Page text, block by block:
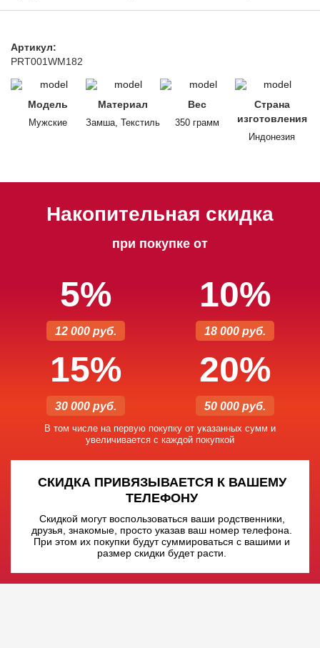
Артикул:
PRT001WM182
Модель
Мужские
Материал
Замша, Текстиль
Вес
350 грамм
Страна
изготовления
Индонезия
Накопительная скидка
при покупке от
5%
12 000 руб.
10%
18 000 руб.
15%
30 000 руб.
20%
50 000 руб.
В том числе на первую покупку от указанных сумм и
увеличивается с каждой покупкой
СКИДКА ПРИВЯЗЫВАЕТСЯ К ВАШЕМУ
ТЕЛЕФОНУ
Скидкой могут воспользоваться ваши родственники,
друзья, знакомые, просто указав ваш номер телефона.
При этом их покупки будут суммироваться с вашими и
размер скидки будет расти.